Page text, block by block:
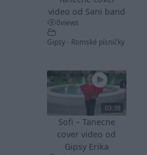
video od Sani band
0views
Gipsy - Romské písničky
03:38
Sofi – Tanecne
cover video od
Gipsy Erika